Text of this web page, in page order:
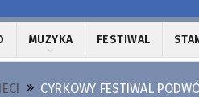
MUZYKA FESTIWAL
CYRKOWY FESTIWAL